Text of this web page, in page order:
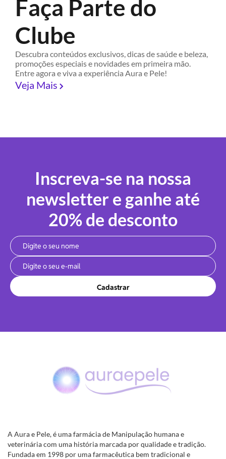
Faça Parte do
Clube
Descubra conteúdos exclusivos, dicas de saúde e beleza,
promoções especiais e novidades em primeira mão.
Entre agora e viva a experiência Aura e Pele!
Veja Mais
Inscreva-se na nossa
newsletter e ganhe até
20% de desconto
Cadastrar
A Aura e Pele, é uma farmácia de Manipulação humana e
veterinária com uma história marcada por qualidade e tradição.
Fundada em 1998 por uma farmacêutica bem tradicional e